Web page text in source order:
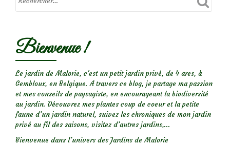
Bienvenue !
Le jardin de Malorie, c'est un petit jardin privé, de 4 ares, à
Gembloux, en Belgique. A travers ce blog, je partage ma passion
et mes conseils de paysagiste, en encourageant la biodiversité
au jardin. Découvrez mes plantes coup de coeur et la petite
faune d’un jardin naturel, suivez les chroniques de mon jardin
privé au fil des saisons, visitez d’autres jardins,...
Bienvenue dans l’univers des Jardins de Malorie